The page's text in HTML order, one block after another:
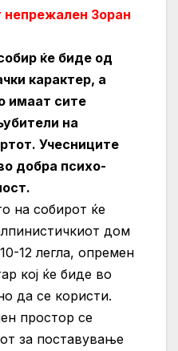
Зоран
ќе биде од
карактер, a
имаат сите
на
Учесниците
добра психо-
на собирот ќе
дом
12 легла, опремен
кој ќе биде во
да се користи.
простор се
за поставување